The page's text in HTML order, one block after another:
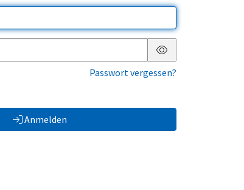
Passwort anzeigen
Passwort vergessen?
Anmelden